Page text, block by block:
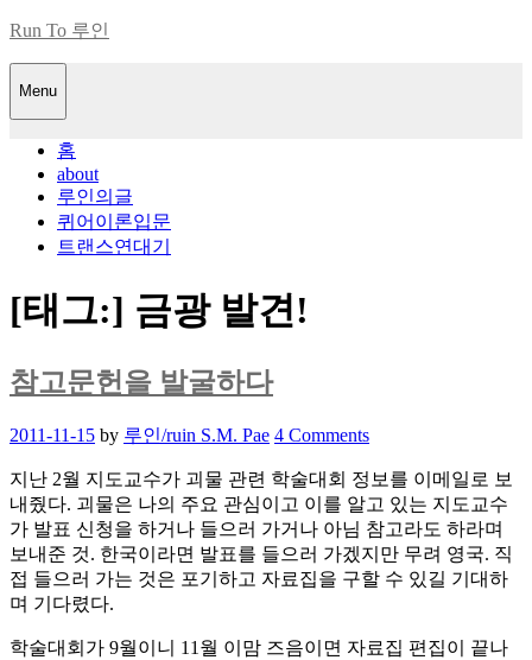
Skip
content
Run To 루인
Menu
홈
about
루인의글
퀴어이론입문
트랜스연대기
[태그:] 금광 발견!
참고문헌을 발굴하다
Posted
2011-11-15 by 루인/ruin S.M. Pae 4 Comments
지난 2월 지도교수가 괴물 관련 학술대회 정보를 이메일로 보
내줬다. 괴물은 나의 주요 관심이고 이를 알고 있는 지도교수
가 발표 신청을 하거나 들으러 가거나 아님 참고라도 하라며
보내준 것. 한국이라면 발표를 들으러 가겠지만 무려 영국. 직
접 들으러 가는 것은 포기하고 자료집을 구할 수 있길 기대하
며 기다렸다.
학술대회가 9월이니 11월 이맘 즈음이면 자료집 편집이 끝나